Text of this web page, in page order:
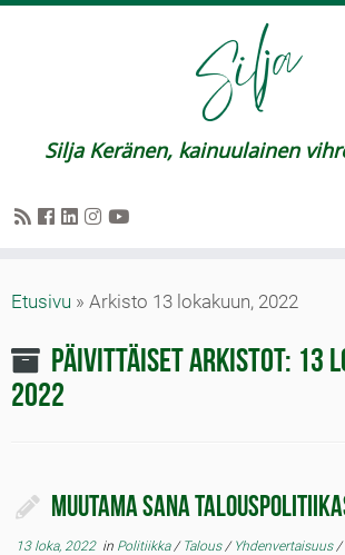
Silja Keränen, kainuulainen
Etusivu » Arkisto 13 lokakuun, 2022
Päivittäiset arkistot: 13
2022
Muutama sana
13 loka, 2022in Politiikka/ Talous/ Yhdenvertaisuus/